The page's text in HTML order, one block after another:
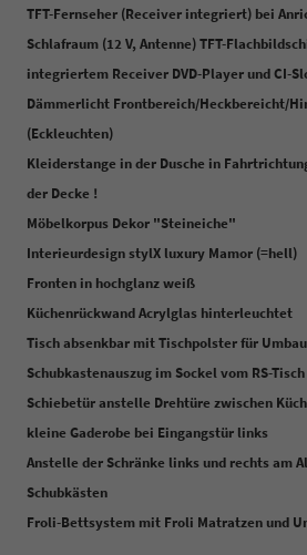
TFT-Fernseher (Receiver integriert) bei
Schlafraum (12 V, Antenne) TFT-
integriertem Receiver DVD-Player und CI-
Dämmerlicht Frontbereich/Heckbereicht/
(Eckleuchten)
Kleiderstange in der Dusche in
der Decke !
Möbelkorpus Dekor "Steineiche"
Interieurdesign stylX luxury Mamor (=hell)
Fronten in hochglanz weiß
Küchenrückwand Acrylglas hinterleuchtet
Tisch absenkbar mit Tischpolster für
Schubkastenauszug im Sockel vom RS-Tisch
Schiebetür anstelle Drehtüre zwischen
kleine Gaderobe bei Eingangstür links
Anstelle der Schränke links und rechts am
Schubkästen
Froli-Bettsystem mit Froli Matratzen und